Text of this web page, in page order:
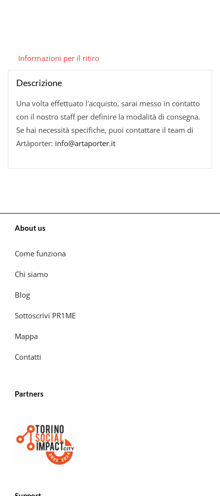
Informazioni per il ritiro
Descrizione
Una volta effettuato l'acquisto, sarai messo in contatto
con il nostro staff per definire la modalità di consegna.
Se hai necessità specifiche, puoi contattare il team di
Artàporter: info@artaporter.it
About us
Come funziona
Chi siamo
Blog
Sottoscrivi PR1ME
Mappa
Contatti
Partners